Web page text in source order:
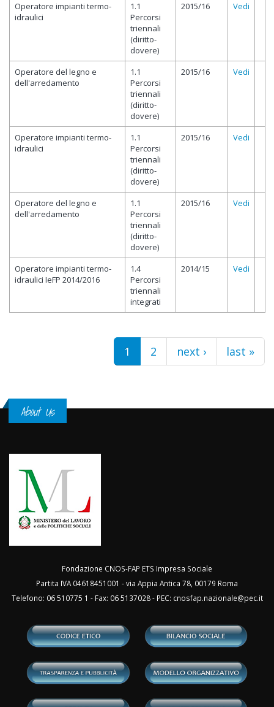
Operatore impianti termo-
idraulici
1.1
Percorsi
triennali
(diritto-
dovere)
2015/16 Vedi
Operatore del legno e
dell'arredamento
1.1
Percorsi
triennali
(diritto-
dovere)
2015/16 Vedi
Operatore impianti termo-
idraulici
1.1
Percorsi
triennali
(diritto-
dovere)
2015/16 Vedi
Operatore del legno e
dell'arredamento
1.1
Percorsi
triennali
(diritto-
dovere)
2015/16 Vedi
Operatore impianti termo-
idraulici IeFP 2014/2016
1.4
Percorsi
triennali
integrati
2014/15 Vedi
1 2 next › last »
About Us
Fondazione CNOS-FAP ETS Impresa Sociale
Partita IVA 04618451001 - via Appia Antica 78, 00179 Roma
Telefono: 06 510775 1 - Fax: 06 5137028 - PEC: cnosfap.nazionale@pec.it